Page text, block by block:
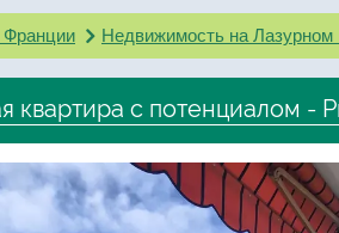
Недвижимость на Лазурном
квартира с потенциалом -